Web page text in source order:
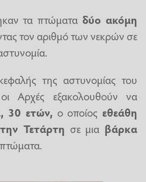
τα πτώματαδύο ακόμη
τον αριθμό των νεκρών σε
της αστυνομίας του
Αρχές εξακολουθούν να
30 ετών, ο οποίοςεθεάθη
Τετάρτη σε μια βάρκα